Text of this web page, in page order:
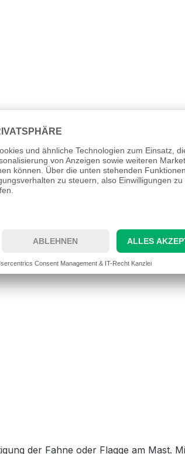
zur Sicherung und
Banner sich um den Fahnenmast
und verhindern, dass diese zerrissen
für größere Fahnen ab 6 m²
alle normalen Fahnengrößen. Dies
möchte. Ein weiterer Vorteil
oder Metall, die klirren
zu einer guten Wahl für Orte, an
Art und Weise zurückzuführen ist,
Banner befestigt werden, um zu
der Fahne oder Flagge am Mast.